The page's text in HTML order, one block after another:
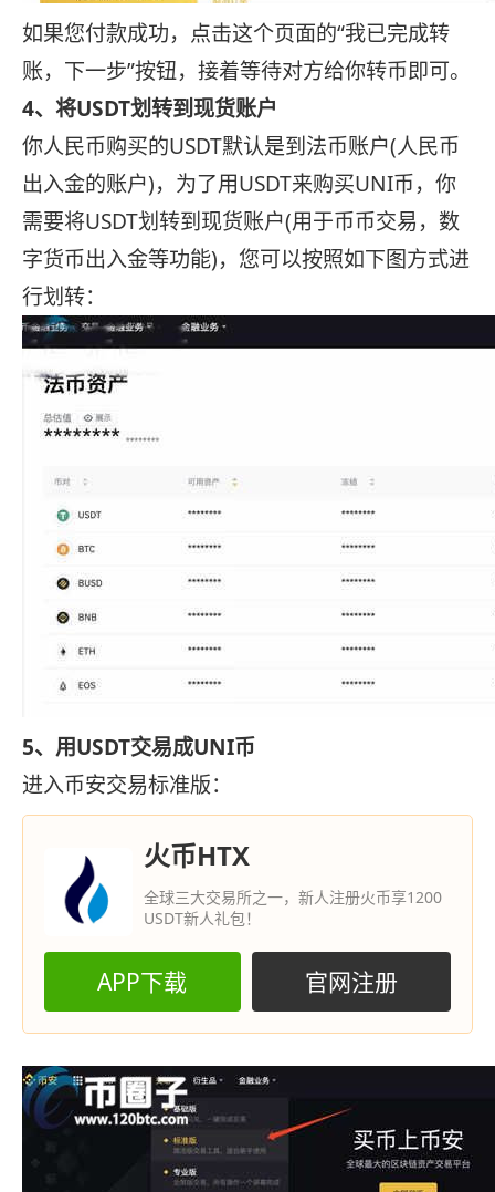
如果您付款成功，点击这个页面的“我已完成转
账，下一步”按钮，接着等待对方给你转币即可。
4、将USDT划转到现货账户
你人民币购买的USDT默认是到法币账户(人民币
出入金的账户)，为了用USDT来购买UNI币，你
需要将USDT划转到现货账户(用于币币交易，数
字货币出入金等功能)，您可以按照如下图方式进
行划转：
5、用USDT交易成UNI币
进入币安交易标准版：
火币HTX
全球三大交易所之一，新人注册火币享1200
USDT新人礼包！
APP下载 官网注册